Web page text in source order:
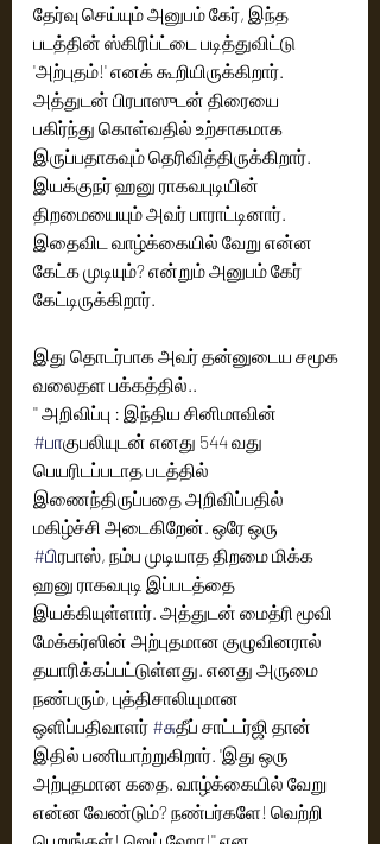
தேர்வு செய்யும் அனுபம் கேர், இந்த
படத்தின் ஸ்கிரிப்ட்டை படித்துவிட்டு
'அற்புதம்!' எனக் கூறியிருக்கிறார்.
அத்துடன் பிரபாஸுடன் திரையை
பகிர்ந்து கொள்வதில் உற்சாகமாக
இருப்பதாகவும் தெரிவித்திருக்கிறார்.
இயக்குநர் ஹனு ராகவபுடியின்
திறமையையும் அவர் பாராட்டினார்.
இதைவிட வாழ்க்கையில் வேறு என்ன
கேட்க முடியும்? என்றும் அனுபம் கேர்
கேட்டிருக்கிறார்.
இது தொடர்பாக அவர் தன்னுடைய சமூக
வலைதள பக்கத்தில்..
'' அறிவிப்பு : இந்திய சினிமாவின்
#பாகுபலியுடன் எனது 544 வது
பெயரிடப்படாத படத்தில்
இணைந்திருப்பதை அறிவிப்பதில்
மகிழ்ச்சி அடைகிறேன். ஒரே ஒரு
#பிரபாஸ், நம்ப முடியாத திறமை மிக்க
ஹனு ராகவபுடி இப்படத்தை
இயக்கியுள்ளார். அத்துடன் மைத்ரி மூவி
மேக்கர்ஸின் அற்புதமான குழுவினரால்
தயாரிக்கப்பட்டுள்ளது. எனது அருமை
நண்பரும், புத்திசாலியுமான
ஒளிப்பதிவாளர் #சுதீப் சாட்டர்ஜி தான்
இதில் பணியாற்றுகிறார். 'இது ஒரு
அற்புதமான கதை. வாழ்க்கையில் வேறு
என்ன வேண்டும்? நண்பர்களே! வெற்றி
பெறுங்கள்! ஜெய் ஹோ!'' என